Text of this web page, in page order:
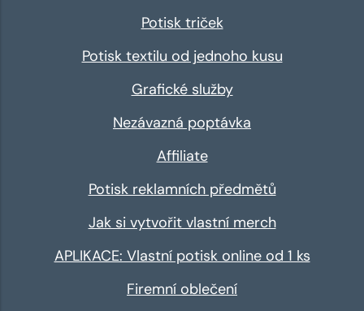
Potisk triček
Potisk textilu od jednoho kusu
Grafické služby
Nezávazná poptávka
Affiliate
Potisk reklamních předmětů
Jak si vytvořit vlastní merch
APLIKACE: Vlastní potisk online od 1 ks
Firemní oblečení